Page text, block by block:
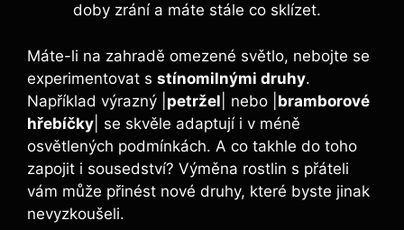
doby zrání a máte stále co sklízet.
Máte-li na zahradě omezené světlo, nebojte se
experimentovat s stínomilnými druhy.
Například výrazný | petržel | nebo | bramborové
hřebíčky | se skvěle adaptují i v méně
osvětlených podmínkách. A co takhle do toho
zapojit i sousedství? Výměna rostlin s přáteli
vám může přinést nové druhy, které byste jinak
nevyzkoušeli.